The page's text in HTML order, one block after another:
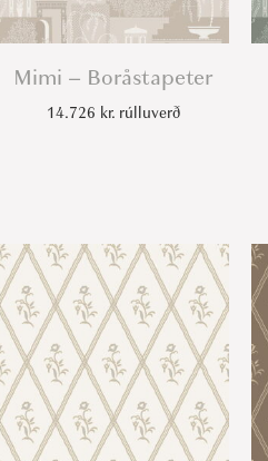
Mimi – Boråstapeter
14.726 kr. rúlluverð